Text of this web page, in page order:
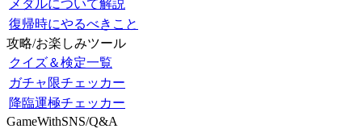
メダルについて解説
復帰時にやるべきこと
攻略/お楽しみツール
クイズ＆検定一覧
ガチャ限チェッカー
降臨運極チェッカー
GameWithSNS/Q&A